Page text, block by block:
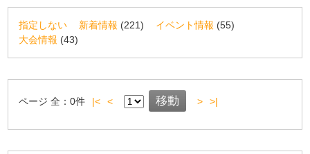
指定しない 新着情報 (221) イベント情報 (55)
大会情報 (43)
ページ 全：0件 |< < > >|